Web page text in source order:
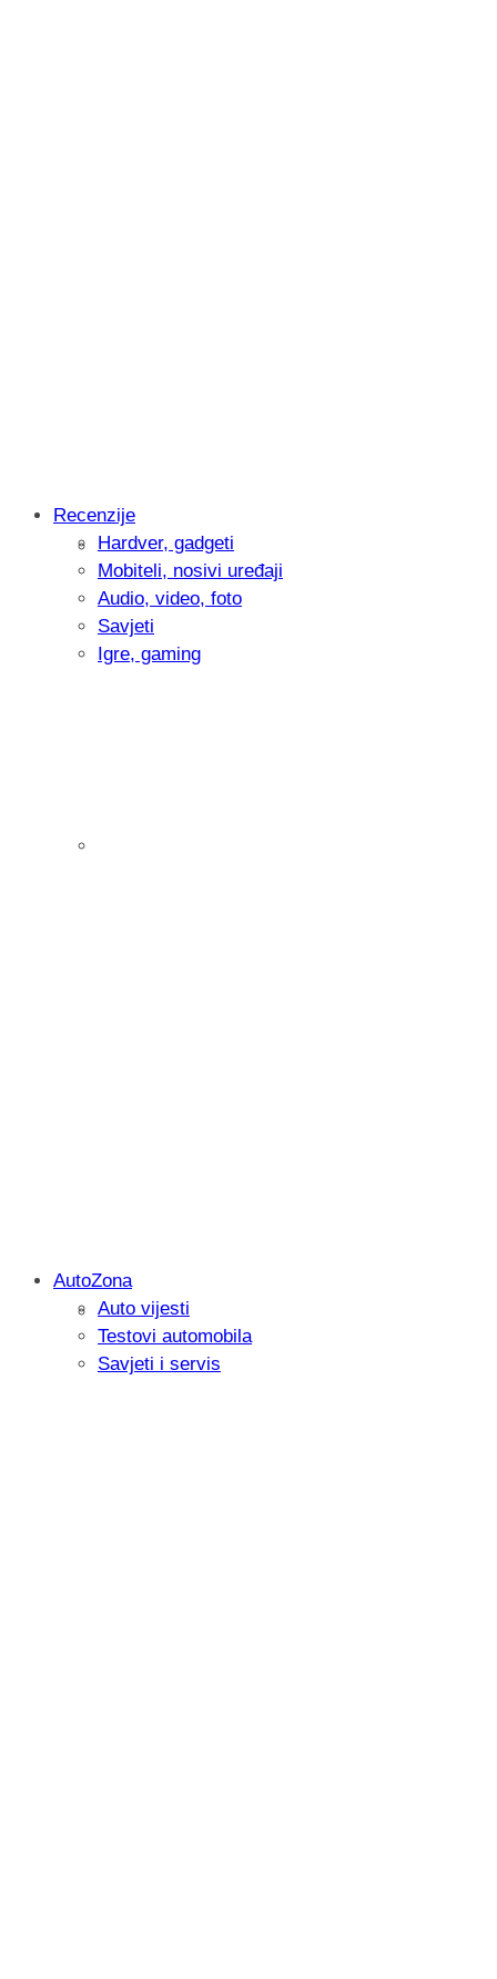
Intervju: Goran Jović, fotograf -
Recenzije
Hardver, gadgeti
Mobiteli, nosivi uređaji
Audio, video, foto
Savjeti
Igre, gaming
Savjetujemo: Što učiniti kada vaš
AutoZona
Auto vijesti
Testovi automobila
Savjeti i servis